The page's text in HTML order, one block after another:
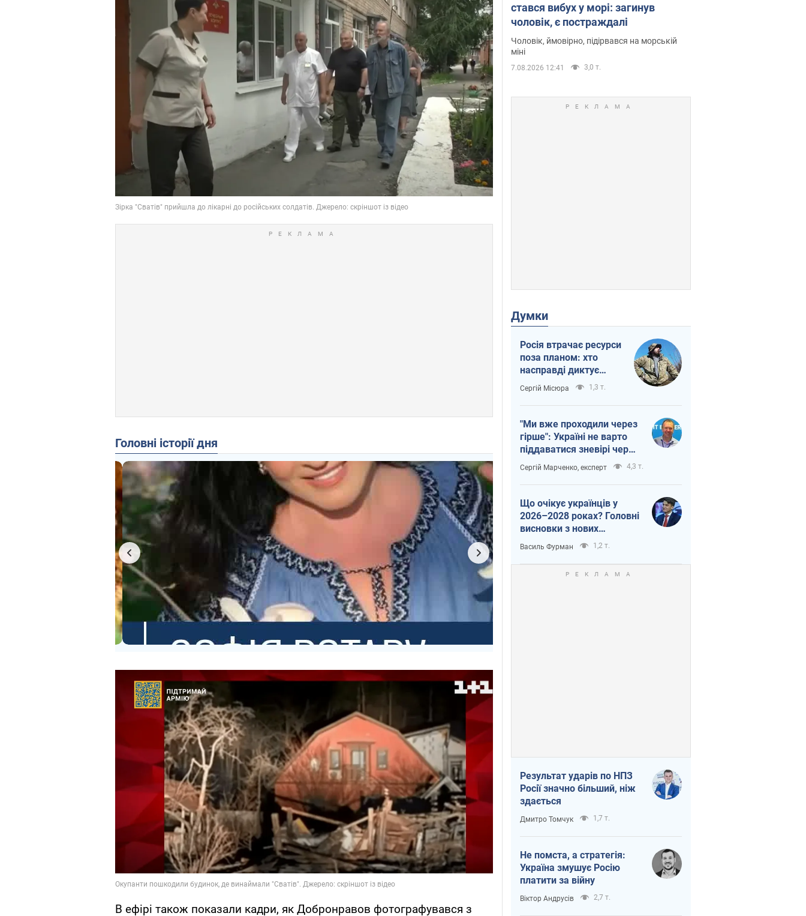
Головні історії дня
В ефірі також показали кадри, як Добронравов фотографувався з
стався вибух у морі: загинув
чоловік, є постраждалі
Чоловік, ймовірно, підірвався на морській
міні
7.08.2026 12:41 3,0 т.
Думки
Росія втрачає ресурси
поза планом: хто
насправді диктує
темп війни
Сергій Місюра 1,3 т.
"Ми вже проходили через
гірше": Україні не варто
піддаватися зневірі через
ракетний терор
Сергій Марченко, експерт 4,3 т.
Що очікує українців у
2026–2028 роках? Головні
висновки з нових
прогнозів від НБУ
Василь Фурман 1,2 т.
Результат ударів по НПЗ
Росії значно більший, ніж
здається
Дмитро Томчук 1,7 т.
Не помста, а стратегія:
Україна змушує Росію
платити за війну
Віктор Андрусів 2,7 т.